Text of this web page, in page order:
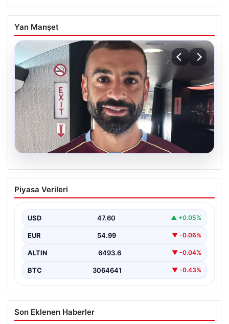
Yan Manşet
Mohamed Salah daha maça çıkmadan
Victor Osimhen’i solladı!
Piyasa Verileri
USD 47.60 ▲ +0.05%
EUR 54.99 ▼ -0.06%
ALTIN 6493.6 ▼ -0.04%
BTC 3064641 ▼ -0.43%
Son Eklenen Haberler